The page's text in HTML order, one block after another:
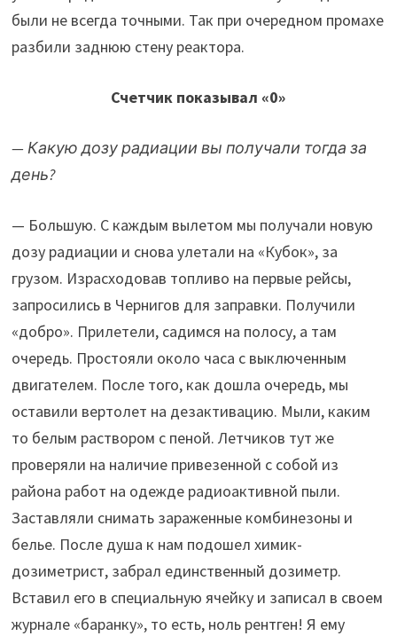
были не всегда точными. Так при очередном промахе
разбили заднюю стену реактора.
Счетчик показывал «0»
— Какую дозу радиации вы получали тогда за
день?
— Большую. С каждым вылетом мы получали новую
дозу радиации и снова улетали на «Кубок», за
грузом. Израсходовав топливо на первые рейсы,
запросились в Чернигов для заправки. Получили
«добро». Прилетели, садимся на полосу, а там
очередь. Простояли около часа с выключенным
двигателем. После того, как дошла очередь, мы
оставили вертолет на дезактивацию. Мыли, каким
то белым раствором с пеной. Летчиков тут же
проверяли на наличие привезенной с собой из
района работ на одежде радиоактивной пыли.
Заставляли снимать зараженные комбинезоны и
белье. После душа к нам подошел химик-
дозиметрист, забрал единственный дозиметр.
Вставил его в специальную ячейку и записал в своем
журнале «баранку», то есть, ноль рентген! Я ему